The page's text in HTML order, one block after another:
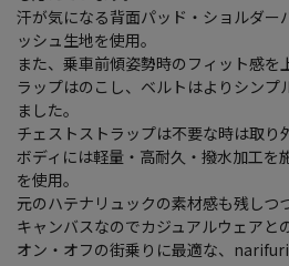
汗が気になる背面パッド・ショルダー
ッシュ生地を使用。
また、乗車前傾姿勢時のフィット感を
ラップはのこし、ベルトはよりシンプ
ました。
チェストストラップは不要な時は取り
ボディには軽量・高耐久・撥水加工を
を使用。
元のハテナリュックの素材感も残しつ
キャンバスなのでカジュアルウェアと
オン・オフの街乗りに最適な、narifuri